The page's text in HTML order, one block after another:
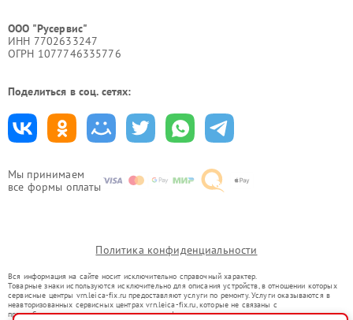
Мы принимаем
все формы оплаты
ООО "Русервис"
ИНН 7702633247
ОГРН 1077746335776
Поделиться в соц. сетях:
Политика конфиденциальности
Вся информация на сайте носит исключительно справочный характер.
Товарные знаки используются исключительно для описания устройств, в отношении которых
сервисные центры vrn.leica-fix.ru предоставляют услуги по ремонту. Услуги оказываются в
неавторизованных сервисных центрах vrn.leica-fix.ru, которые не связаны с
правообладателями товарных знаков или их официальными представителями.